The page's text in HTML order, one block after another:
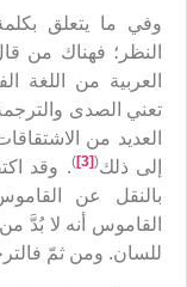
وفي ما يتعلق
النظر؛ فهناك من
العربية من اللغة
تعني الصدى
العديد من
إلى ذلك(
[3]
). وقد
بالنقل عن
القاموس أنه لا بُدَّ
للسان. ومن ثمّ